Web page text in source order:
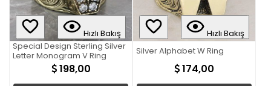
Hızlı Bakış
Special Design Sterling Silver
Letter Monogram V Ring
198,00
Hızlı Bakış
Silver Alphabet W Ring
174,00